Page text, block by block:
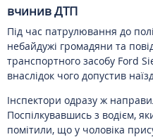
вчинив ДТП
Під час патрулювання до
небайдужі громадяни та
транспортного засобу Ford
внаслідок чого допустив
Інспектори одразу ж
Поспілкувавшись з водієм,
помітили, що у чоловіка